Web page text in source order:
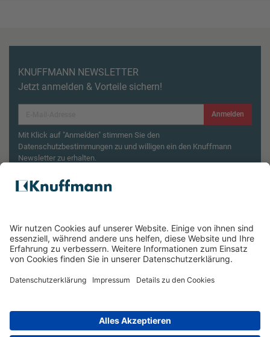
KNUFFMANN NEWSLETTER
Jetzt anmelden & Vorteile sichern!
Anmelden
Mit Klick auf "Anmelden" stimmen Sie den
Datenschutzbestimmungen zu und willigen ein den Knuffmann
Newsletter zu erhalten.
Aktionsbedingungen¹
Wasserkocher